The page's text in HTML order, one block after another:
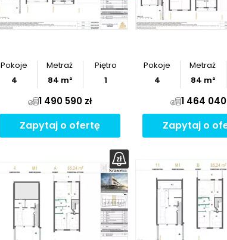
Pokoje
4
Metraż
84 m²
Piętro
1
1 490 590 zł
Zapytaj o ofertę
Pokoje
4
Metraż
84 m²
1 464 040
Zapytaj o
Pobierzrzut